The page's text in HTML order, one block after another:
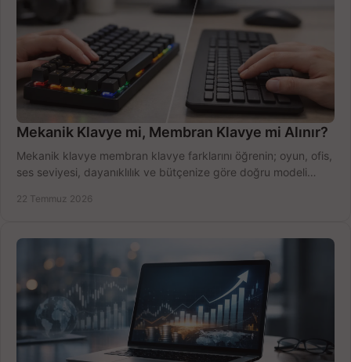
Mekanik Klavye mi, Membran Klavye mi Alınır?
Mekanik klavye membran klavye farklarını öğrenin; oyun, ofis,
ses seviyesi, dayanıklılık ve bütçenize göre doğru modeli
22 Temmuz 2026